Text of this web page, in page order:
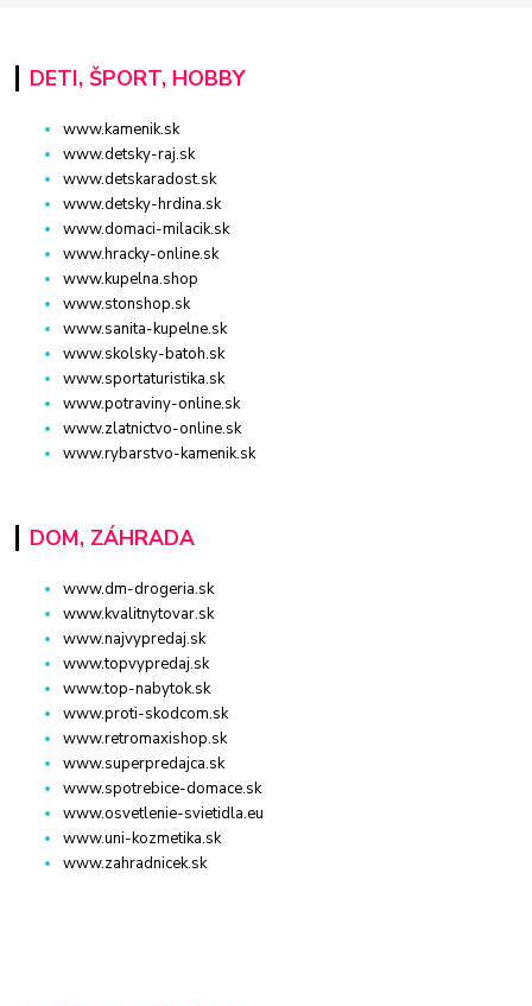
DETI, ŠPORT, HOBBY
www.kamenik.sk
www.detsky-raj.sk
www.detskaradost.sk
www.detsky-hrdina.sk
www.domaci-milacik.sk
www.hracky-online.sk
www.kupelna.shop
www.stonshop.sk
www.sanita-kupelne.sk
www.skolsky-batoh.sk
www.sportaturistika.sk
www.potraviny-online.sk
www.zlatnictvo-online.sk
www.rybarstvo-kamenik.sk
DOM, ZÁHRADA
www.dm-drogeria.sk
www.kvalitnytovar.sk
www.najvypredaj.sk
www.topvypredaj.sk
www.top-nabytok.sk
www.proti-skodcom.sk
www.retromaxishop.sk
www.superpredajca.sk
www.spotrebice-domace.sk
www.osvetlenie-svietidla.eu
www.uni-kozmetika.sk
www.zahradnicek.sk